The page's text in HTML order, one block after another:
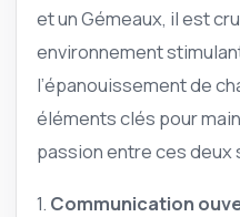
et un Gémeaux, il est
environnement
l’épanouissement de
éléments clés pour
passion entre ces deux
1. Communication